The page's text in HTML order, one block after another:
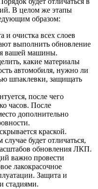
В целом же этапы
образом:
и очистка всех слоев
выполнить обновление
вашей машины.
какие материалы
автомобиля, нужно ли
шпаклевки, защищать
после чего
часов. После
дополнительно
краской.
будет отличаться,
обновления ЛКП.
важно провести
лакокрасочное
Защита и
стадиями.